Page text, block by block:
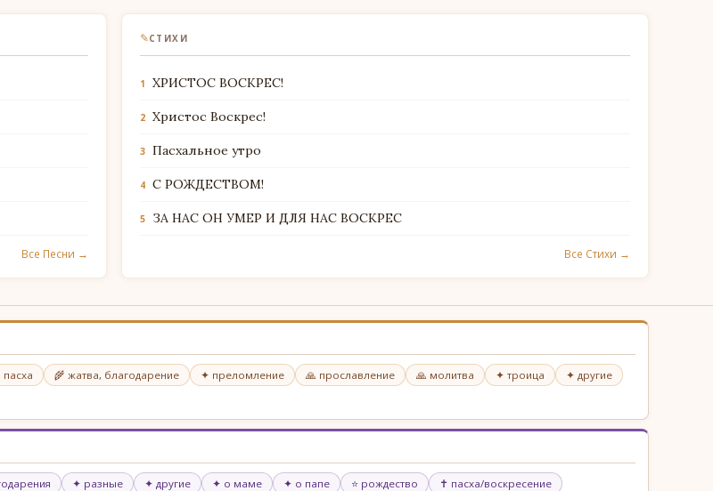
Все Песни →
✎СТИХИ
1 ХРИСТОС ВОСКРЕС!
2 Христос Воскрес!
3 Пасхальное утро
4 С РОЖДЕСТВОМ!
5 ЗА НАС ОН УМЕР И ДЛЯ НАС ВОСКРЕС
Все Стихи →
пасха 🌾 жатва, благодарение ✦ преломление 🙏 прославление 🙏 молитва ✦ троица
✦ другие
✦ разные ✦ другие ✦ о маме ✦ о папе ⭐ рождество
✝ пасха/воскресение